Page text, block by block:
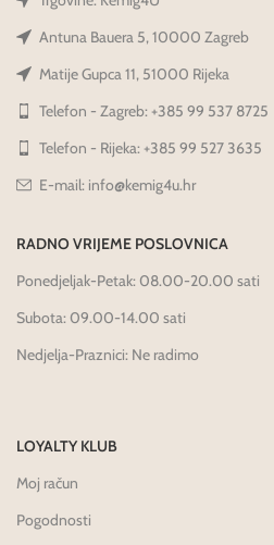
Antuna Bauera 5, 10000 Zagreb
Matije Gupca 11, 51000 Rijeka
Telefon - Zagreb: +385 99 537 8725
Telefon - Rijeka: +385 99 527 3635
E-mail: info@kemig4u.hr
RADNO VRIJEME POSLOVNICA
Ponedjeljak-Petak: 08.00-20.00 sati
Subota: 09.00-14.00 sati
Nedjelja-Praznici: Ne radimo
LOYALTY KLUB
Moj račun
Pogodnosti